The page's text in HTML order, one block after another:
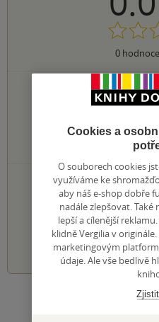
0
0×
0×
0×
2
0×
1
PŘIDEJTE SVÉ
Hodnocení našich
1 2 3 4
Zobrazit
Cookies a
O souborech cookies
využíváme ke
aby náš e-shop dobře
nadále zlepšovat.
lepší a cílenější
klidně Vergilia v
marketingovým
údaje. Ale vše bedlivě